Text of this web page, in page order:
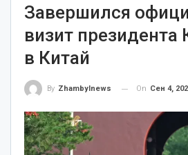
Завершился
визит президента
в Китай
By Zhambylnews On Сен 4,